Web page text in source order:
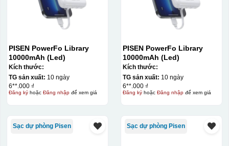
Đây là giấy decal đã in xong, đang chờ khô để cắt dán
lên gốm sứ
sứ, thợ sẽ cắt thủ công các miếng logo ra, sau đó thấp
PISEN PowerFo Library
10000mAh (Led)
Kích thước:
TG sản xuất: 10 ngày
6**.000 ₫
Đăng kýhoặc Đăng nhậpđể xem giá
PISEN PowerFo Library
10000mAh (Led)
Kích thước:
TG sản xuất: 10 ngày
6**.000 ₫
Đăng kýhoặc Đăng nhậpđể xem giá
Sạc dự phòng Pisen Sạc dự phòng Pisen